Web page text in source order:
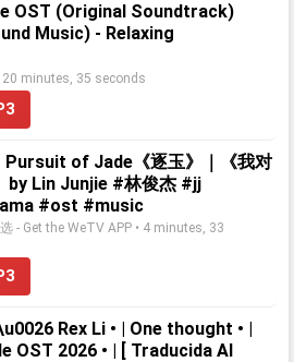
OST (Original Soundtrack)
Music) - Relaxing
20 minutes, 35 seconds
Pursuit of Jade《逐玉》｜《我对
by Lin Junjie #林俊杰 #jj
#ost #music
- Get the WeTV APP • 4 minutes, 33
Rex Li • | One thought • |
OST 2026 • | [ Traducida Al